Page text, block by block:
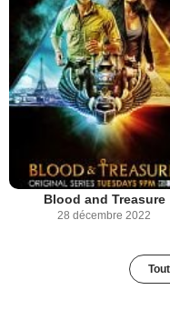
Blood and Treasure
28 décembre 2022